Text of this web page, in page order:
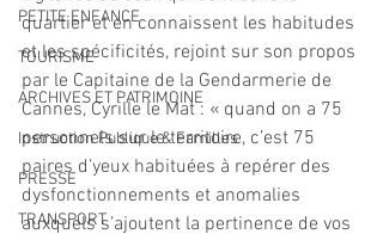
PETITE ENFANCE
TOURISME
ARCHIVES ET PATRIMOINE
Instruction Publique & Familles
PRESSE
TRANSPORT
quartier et en connaissent les habitudes
et les spécificités, rejoint sur son propos
par le Capitaine de la Gendarmerie de
Cannes, Cyrille le Mat : « quand on a 75
personnels sur le territoire, c’est 75
paires d’yeux habituées à repérer des
dysfonctionnements et anomalies
auxquels s’ajoutent la pertinence de vos